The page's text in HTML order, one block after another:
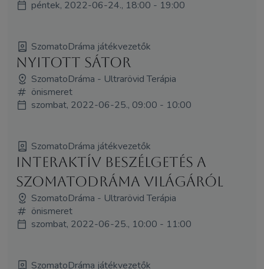
péntek, 2022-06-24., 18:00 - 19:00
SzomatoDráma játékvezetők
NYITOTT SÁTOR
SzomatoDráma - Ultrarövid Terápia
önismeret
szombat, 2022-06-25., 09:00 - 10:00
SzomatoDráma játékvezetők
Interaktív beszélgetés a
SzomatoDráma világáról
SzomatoDráma - Ultrarövid Terápia
önismeret
szombat, 2022-06-25., 10:00 - 11:00
SzomatoDráma játékvezetők